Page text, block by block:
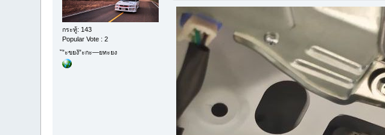
กระทู้: 143
Popular Vote : 2
ั”ะขยงั”ะกะ—ยทะยง